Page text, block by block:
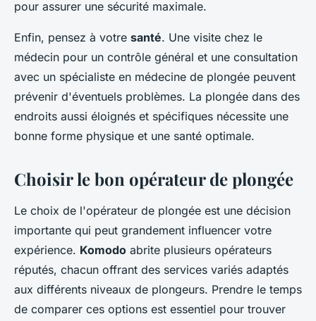
pour assurer une sécurité maximale.
Enfin, pensez à votre santé. Une visite chez le
médecin pour un contrôle général et une consultation
avec un spécialiste en médecine de plongée peuvent
prévenir d'éventuels problèmes. La plongée dans des
endroits aussi éloignés et spécifiques nécessite une
bonne forme physique et une santé optimale.
Choisir le bon opérateur de plongée
Le choix de l'opérateur de plongée est une décision
importante qui peut grandement influencer votre
expérience. Komodo abrite plusieurs opérateurs
réputés, chacun offrant des services variés adaptés
aux différents niveaux de plongeurs. Prendre le temps
de comparer ces options est essentiel pour trouver